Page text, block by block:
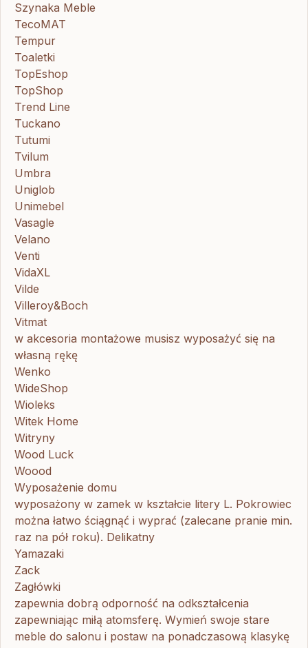
Szynaka Meble
TecoMAT
Tempur
Toaletki
TopEshop
TopShop
Trend Line
Tuckano
Tutumi
Tvilum
Umbra
Uniglob
Unimebel
Vasagle
Velano
Venti
VidaXL
Vilde
Villeroy&Boch
Vitmat
w akcesoria montażowe musisz wyposażyć się na
własną rękę
Wenko
WideShop
Wioleks
Witek Home
Witryny
Wood Luck
Woood
Wyposażenie domu
wyposażony w zamek w kształcie litery L. Pokrowiec
można łatwo ściągnąć i wyprać (zalecane pranie min.
raz na pół roku). Delikatny
Yamazaki
Zack
Zagłówki
zapewnia dobrą odporność na odkształcenia
zapewniając miłą atomsferę. Wymień swoje stare
meble do salonu i postaw na ponadczasową klasykę